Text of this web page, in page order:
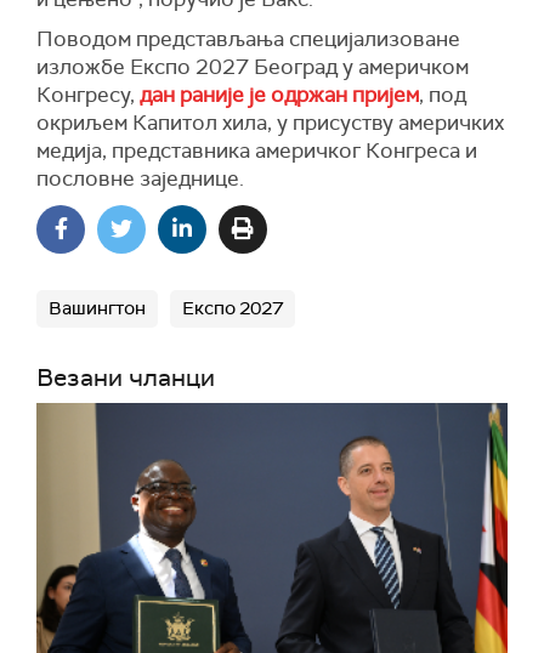
Поводом представљања специјализоване
изложбе Експо 2027 Београд у америчком
Конгресу, дан раније је одржан пријем, под
окриљем Капитол хила, у присуству америчких
медија, представника америчког Конгреса и
пословне заједнице.
Вашингтон Експо 2027
Везани чланци